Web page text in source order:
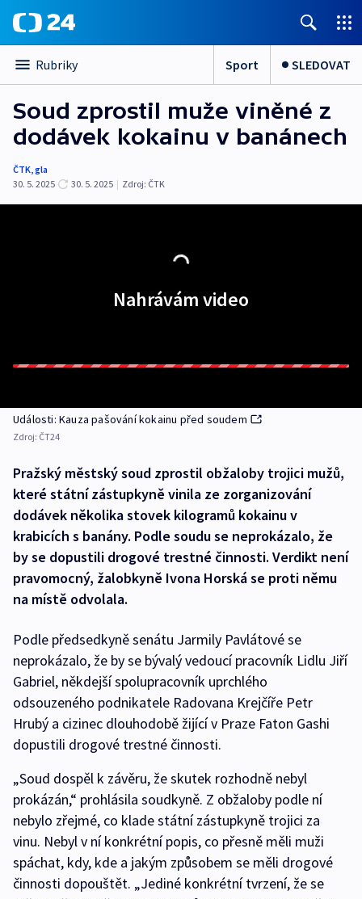
Rubriky Sport SLEDOVAT
Soud zprostil muže viněné z
dodávek kokainu v banánech
ČTK,gla
30. 5. 2025
30. 5. 2025 | Zdroj: ČTK
Nahrávám video
Události: Kauza pašování kokainu před soudem
Zdroj: ČT24
Pražský městský soud zprostil obžaloby trojici mužů,
které státní zástupkyně vinila ze zorganizování
dodávek několika stovek kilogramů kokainu v
krabicích s banány. Podle soudu se neprokázalo, že
by se dopustili drogové trestné činnosti. Verdikt není
pravomocný, žalobkyně Ivona Horská se proti němu
na místě odvolala.
Podle předsedkyně senátu Jarmily Pavlátové se
neprokázalo, že by se bývalý vedoucí pracovník Lidlu Jiří
Gabriel, někdejší spolupracovník uprchlého
odsouzeného podnikatele Radovana Krejčíře Petr
Hrubý a cizinec dlouhodobě žijící v Praze Faton Gashi
dopustili drogové trestné činnosti.
„Soud dospěl k závěru, že skutek rozhodně nebyl
prokázán,“ prohlásila soudkyně. Z obžaloby podle ní
nebylo zřejmé, co klade státní zástupkyně trojici za
vinu. Nebyl v ní konkrétní popis, co přesně měli muži
spáchat, kdy, kde a jakým způsobem se měli drogové
činnosti dopouštět. „Jediné konkrétní tvrzení, že se